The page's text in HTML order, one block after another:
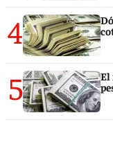
4
5
El